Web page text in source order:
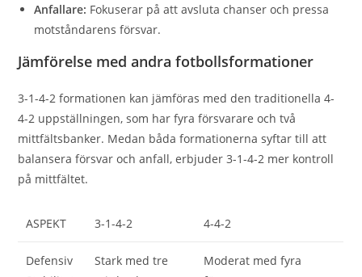
Anfallare: Fokuserar på att avsluta chanser och pressa
motståndarens försvar.
Jämförelse med andra fotbollsformationer
3-1-4-2 formationen kan jämföras med den traditionella 4-
4-2 uppställningen, som har fyra försvarare och två
mittfältsbanker. Medan båda formationerna syftar till att
balansera försvar och anfall, erbjuder 3-1-4-2 mer kontroll
på mittfältet.
ASPEKT 3-1-4-2 4-4-2
Defensiv
Stark med tre
Moderat med fyra